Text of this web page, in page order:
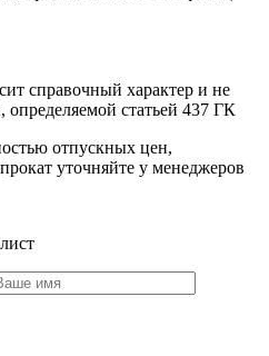
справочный характер и не
определяемой статьей 437 ГК
отпускных цен,
уточняйте у менеджеров